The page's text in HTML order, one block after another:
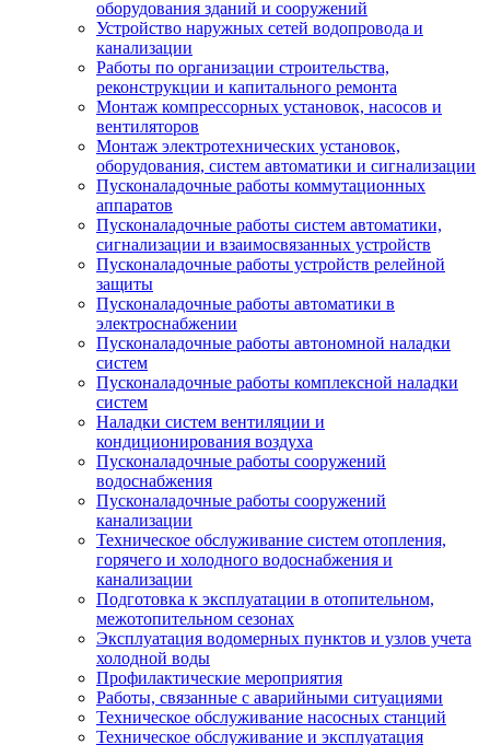
оборудования зданий и сооружений
Устройство наружных сетей водопровода и
канализации
Работы по организации строительства,
реконструкции и капитального ремонта
Монтаж компрессорных установок, насосов и
вентиляторов
Монтаж электротехнических установок,
оборудования, систем автоматики и сигнализации
Пусконаладочные работы коммутационных
аппаратов
Пусконаладочные работы систем автоматики,
сигнализации и взаимосвязанных устройств
Пусконаладочные работы устройств релейной
защиты
Пусконаладочные работы автоматики в
электроснабжении
Пусконаладочные работы автономной наладки
систем
Пусконаладочные работы комплексной наладки
систем
Наладки систем вентиляции и
кондиционирования воздуха
Пусконаладочные работы сооружений
водоснабжения
Пусконаладочные работы сооружений
канализации
Техническое обслуживание систем отопления,
горячего и холодного водоснабжения и
канализации
Подготовка к эксплуатации в отопительном,
межотопительном сезонах
Эксплуатация водомерных пунктов и узлов учета
холодной воды
Профилактические мероприятия
Работы, связанные с аварийными ситуациями
Техническое обслуживание насосных станций
Техническое обслуживание и эксплуатация